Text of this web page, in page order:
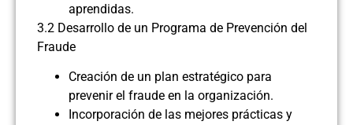
aprendidas.
3.2 Desarrollo de un Programa de Prevención del
Fraude
Creación de un plan estratégico para
prevenir el fraude en la organización.
Incorporación de las mejores prácticas y